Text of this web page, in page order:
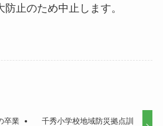
止のため中止します。
卒業
千秀小学校地域防災拠点訓